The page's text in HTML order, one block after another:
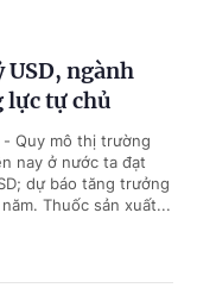
ngành
lực tự chủ
Quy mô thị trường
nay ở nước ta đạt
dự báo tăng trưởng
Thuốc sản xuất...